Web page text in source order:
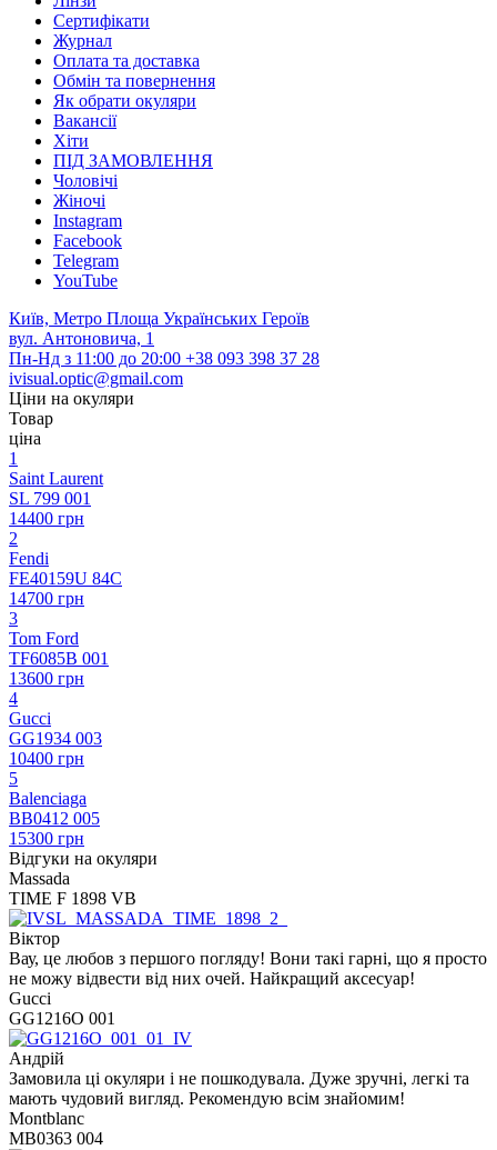
Сертифікати
Журнал
Оплата та доставка
Обмін та повернення
Як обрати окуляри
Вакансії
Хіти
ПІД ЗАМОВЛЕННЯ
Чоловічі
Жіночі
Instagram
Facebook
Telegram
YouTube
Київ, Метро Площа Українських Героїв
вул. Антоновича, 1
Пн-Нд з 11:00 до 20:00 +38 093 398 37 28
ivisual.optic@gmail.com
Ціни на окуляри
Товар
ціна
1
Saint Laurent
SL 799 001
14400 грн
2
Fendi
FE40159U 84C
14700 грн
3
Tom Ford
TF6085B 001
13600 грн
4
Gucci
GG1934 003
10400 грн
5
Balenciaga
BB0412 005
15300 грн
Відгуки на окуляри
Massada
TIME F 1898 VB
Віктор
Вау, це любов з першого погляду! Вони такі гарні, що я просто
не можу відвести від них очей. Найкращий аксесуар!
Gucci
GG1216O 001
Андрій
Замовила ці окуляри і не пошкодувала. Дуже зручні, легкі та
мають чудовий вигляд. Рекомендую всім знайомим!
Montblanc
MB0363 004